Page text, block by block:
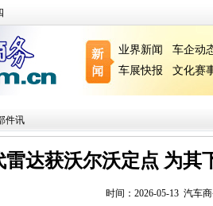
业界新闻 车企动
车展快报
文化赛
件讯
达获沃尔沃定点 为其
时间：2026-05-13 汽车